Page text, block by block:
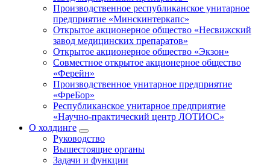
Производственное республиканское унитарное
предприятие «Минскинтеркапс»
Открытое акционерное общество «Несвижский
завод медицинских препаратов»
Открытое акционерное общество «Экзон»
Совместное открытое акционерное общество
«Ферейн»
Производственное унитарное предприятие
«ФреБор»
Республиканское унитарное предприятие
«Научно-практический центр ЛОТИОС»
О холдинге
Руководство
Вышестоящие органы
Задачи и функции